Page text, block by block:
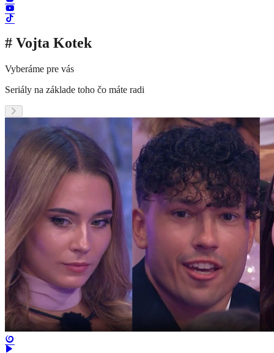
# Vojta Kotek
Vyberáme pre vás
Seriály na základe toho čo máte radi